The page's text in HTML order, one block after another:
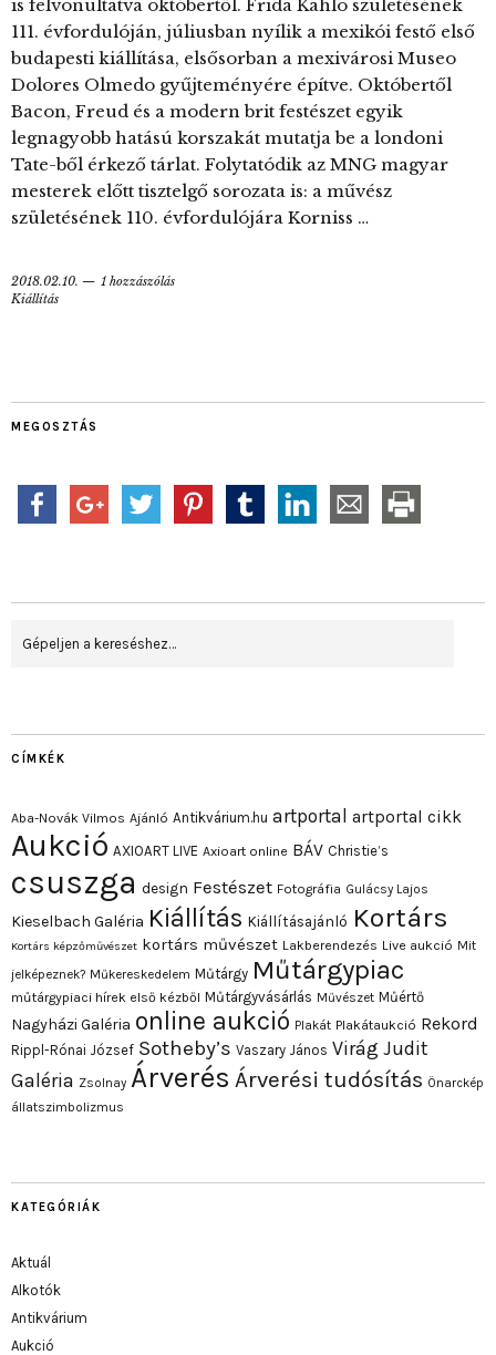
is felvonultatva októbertől. Frida Kahlo születésének
111. évfordulóján, júliusban nyílik a mexikói festő első
budapesti kiállítása, elsősorban a mexivárosi Museo
Dolores Olmedo gyűjteményére építve. Októbertől
Bacon, Freud és a modern brit festészet egyik
legnagyobb hatású korszakát mutatja be a londoni
Tate-ből érkező tárlat. Folytatódik az MNG magyar
mesterek előtt tisztelgő sorozata is: a művész
születésének 110. évfordulójára Korniss …
2018.02.10.
1 hozzászólás
Kiállítás
MEGOSZTÁS
CÍMKÉK
Aba-Novák Vilmos Ajánló Antikvárium.hu artportal artportal cikk
Aukció AXIOART LIVE Axioart online BÁV Christie’s
csuszga design Festészet Fotográfia Gulácsy Lajos
Kieselbach Galéria Kiállítás Kiállításajánló Kortárs
Kortárs képzőművészet kortárs művészet Lakberendezés Live aukció Mit
jelképeznek? Műkereskedelem Műtárgy Műtárgypiac
műtárgypiaci hírek első kézből Műtárgyvásárlás Művészet Műértő
Nagyházi Galéria online aukció Plakát Plakátaukció Rekord
Rippl-Rónai József Sotheby’s Vaszary János Virág Judit
Galéria Zsolnay Árverés Árverési tudósítás Önarckép
állatszimbolizmus
KATEGÓRIÁK
Aktuál
Alkotók
Antikvárium
Aukció